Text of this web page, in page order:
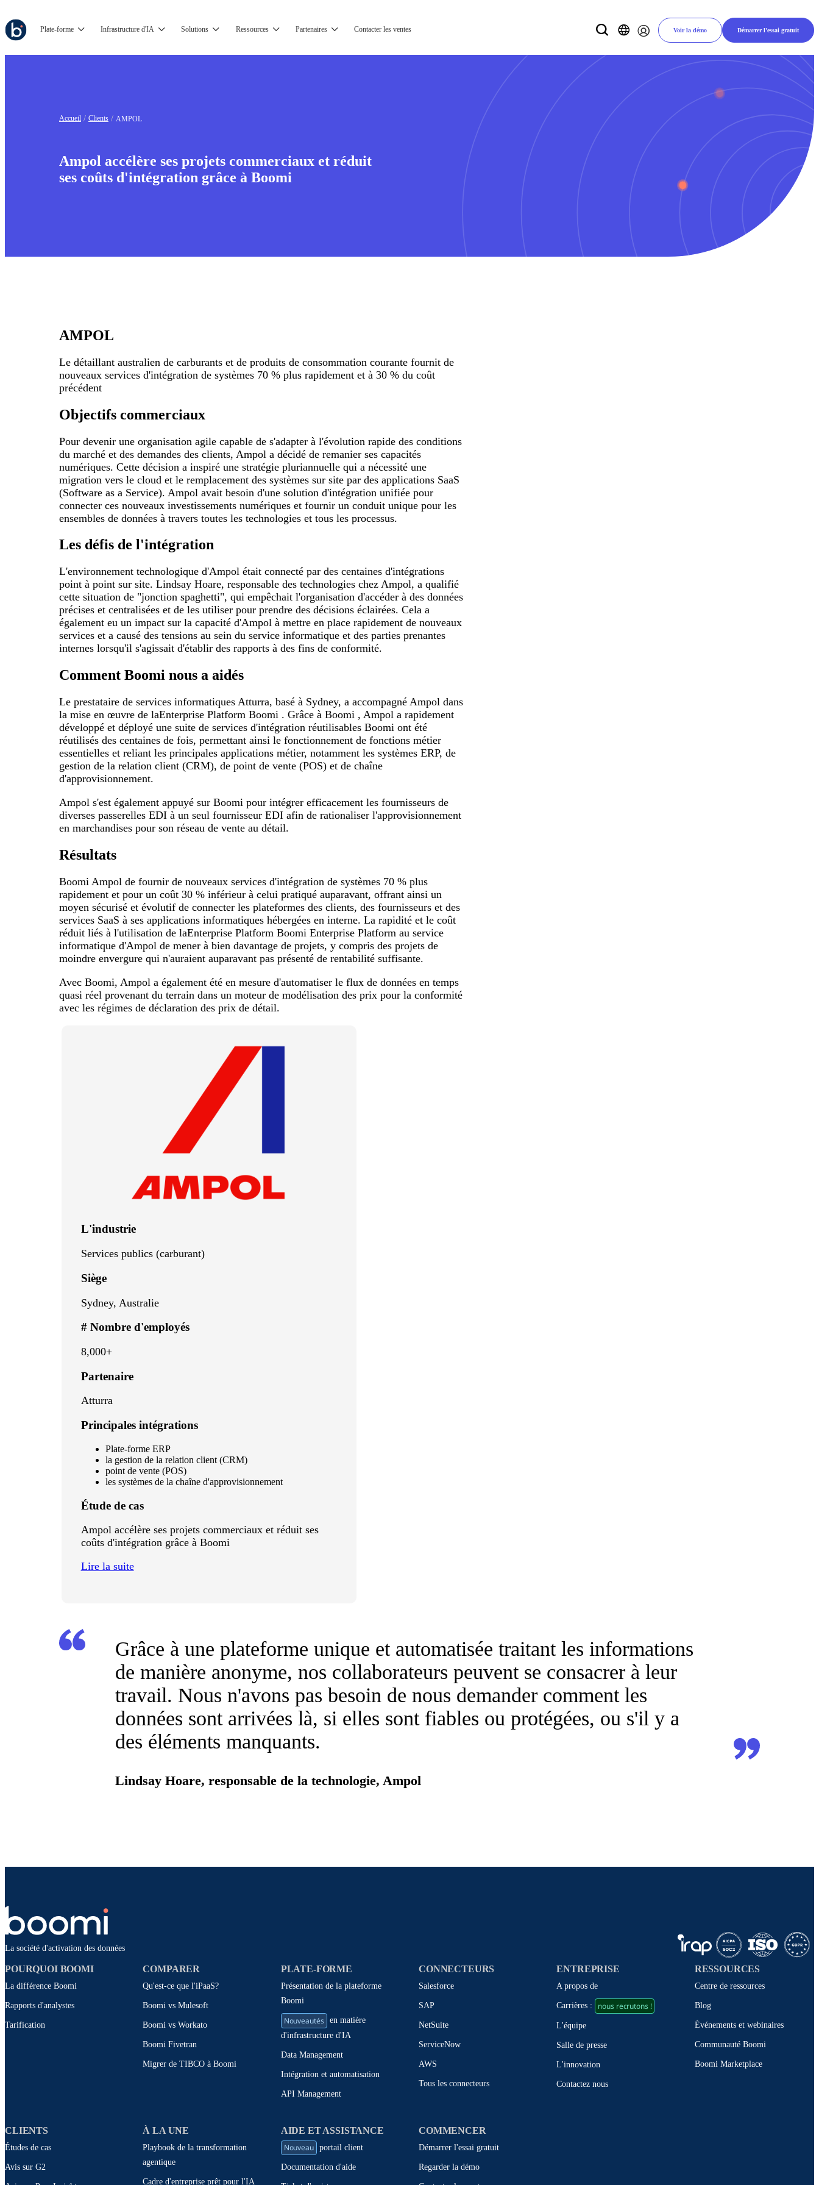
Plate-forme Infrastructure d'IA Solutions Ressources Partenaires Contacter les ventes Voir la démo Démarrer l'essai gratuit
Accueil Clients AMPOL
Ampol accélère ses projets commerciaux et réduit
ses coûts d'intégration grâce à Boomi
AMPOL
Le détaillant australien de carburants et de produits de consommation courante fournit de
nouveaux services d'intégration de systèmes 70 % plus rapidement et à 30 % du coût
précédent
Objectifs commerciaux
Pour devenir une organisation agile capable de s'adapter à l'évolution rapide des conditions
du marché et des demandes des clients, Ampol a décidé de remanier ses capacités
numériques. Cette décision a inspiré une stratégie pluriannuelle qui a nécessité une
migration vers le cloud et le remplacement des systèmes sur site par des applications SaaS
(Software as a Service). Ampol avait besoin d'une solution d'intégration unifiée pour
connecter ces nouveaux investissements numériques et fournir un conduit unique pour les
ensembles de données à travers toutes les technologies et tous les processus.
Les défis de l'intégration
L'environnement technologique d'Ampol était connecté par des centaines d'intégrations
point à point sur site. Lindsay Hoare, responsable des technologies chez Ampol, a qualifié
cette situation de "jonction spaghetti", qui empêchait l'organisation d'accéder à des données
précises et centralisées et de les utiliser pour prendre des décisions éclairées. Cela a
également eu un impact sur la capacité d'Ampol à mettre en place rapidement de nouveaux
services et a causé des tensions au sein du service informatique et des parties prenantes
internes lorsqu'il s'agissait d'établir des rapports à des fins de conformité.
Comment Boomi nous a aidés
Le prestataire de services informatiques Atturra, basé à Sydney, a accompagné Ampol dans
la mise en œuvre de laEnterprise Platform Boomi . Grâce à Boomi , Ampol a rapidement
développé et déployé une suite de services d'intégration réutilisables Boomi ont été
réutilisés des centaines de fois, permettant ainsi le fonctionnement de fonctions métier
essentielles et reliant les principales applications métier, notamment les systèmes ERP, de
gestion de la relation client (CRM), de point de vente (POS) et de chaîne
d'approvisionnement.
Ampol s'est également appuyé sur Boomi pour intégrer efficacement les fournisseurs de
diverses passerelles EDI à un seul fournisseur EDI afin de rationaliser l'approvisionnement
en marchandises pour son réseau de vente au détail.
Résultats
Boomi Ampol de fournir de nouveaux services d'intégration de systèmes 70 % plus
rapidement et pour un coût 30 % inférieur à celui pratiqué auparavant, offrant ainsi un
moyen sécurisé et évolutif de connecter les plateformes des clients, des fournisseurs et des
services SaaS à ses applications informatiques hébergées en interne. La rapidité et le coût
réduit liés à l'utilisation de laEnterprise Platform Boomi Enterprise Platform au service
informatique d'Ampol de mener à bien davantage de projets, y compris des projets de
moindre envergure qui n'auraient auparavant pas présenté de rentabilité suffisante.
Avec Boomi, Ampol a également été en mesure d'automatiser le flux de données en temps
quasi réel provenant du terrain dans un moteur de modélisation des prix pour la conformité
avec les régimes de déclaration des prix de détail.
L'industrie
Services publics (carburant)
Siège
Sydney, Australie
# Nombre d'employés
8,000+
Partenaire
Atturra
Principales intégrations
Plate-forme ERP
la gestion de la relation client (CRM)
point de vente (POS)
les systèmes de la chaîne d'approvisionnement
Étude de cas
Ampol accélère ses projets commerciaux et réduit ses
coûts d'intégration grâce à Boomi
Lire la suite
Grâce à une plateforme unique et automatisée traitant les informations
de manière anonyme, nos collaborateurs peuvent se consacrer à leur
travail. Nous n'avons pas besoin de nous demander comment les
données sont arrivées là, si elles sont fiables ou protégées, ou s'il y a
des éléments manquants.
Lindsay Hoare, responsable de la technologie, Ampol
La société d'activation des données
POURQUOI BOOMI
La différence Boomi
Rapports d'analystes
Tarification
COMPARER
Qu'est-ce que l'iPaaS?
Boomi vs Mulesoft
Boomi vs Workato
Boomi Fivetran
Migrer de TIBCO à Boomi
PLATE-FORME
Présentation de la plateforme
Boomi
Nouveautés
en matière
d'infrastructure d'IA
Data Management
Intégration et automatisation
API Management
CONNECTEURS
Salesforce
SAP
NetSuite
ServiceNow
AWS
Tous les connecteurs
ENTREPRISE
A propos de
Carrières : nous recrutons !
L'équipe
Salle de presse
L'innovation
Contactez nous
RESSOURCES
Centre de ressources
Blog
Événements et webinaires
Communauté Boomi
Boomi Marketplace
CLIENTS
Études de cas
Avis sur G2
À LA UNE
Playbook de la transformation
agentique
Cadre d'entreprise prêt pour l'IA
AIDE ET ASSISTANCE
Nouveau
portail client
Documentation d'aide
COMMENCER
Démarrer l'essai gratuit
Regarder la démo